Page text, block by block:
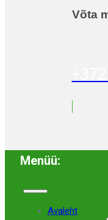
Võta
Menüü:
Avaleht